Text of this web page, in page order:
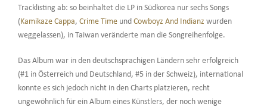
Tracklisting ab: so beinhaltet die LP in Südkorea nur sechs Songs
( Kamikaze Cappa, Crime Timeund Cowboyz And Indianz wurden
weggelassen), in Taiwan veränderte man die Songreihenfolge.
Das Album war in den deutschsprachigen Ländern sehr erfolgreich
(#1 in Österreich und Deutschland, #5 in der Schweiz), international
konnte es sich jedoch nicht in den Charts platzieren, recht
ungewöhnlich für ein Album eines Künstlers, der noch wenige